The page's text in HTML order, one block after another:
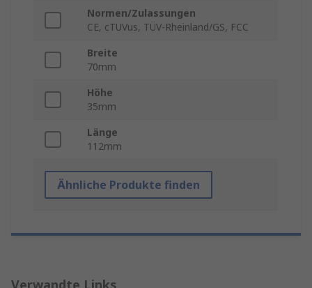
Normen/Zulassungen
CE, cTUVus, TÜV-Rheinland/GS, FCC
Breite
70mm
Höhe
35mm
Länge
112mm
Ähnliche Produkte finden